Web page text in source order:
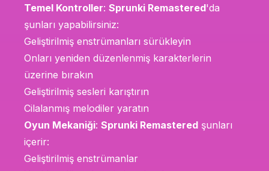
Temel Kontroller: Sprunki Remastered'da
şunları yapabilirsiniz:
Geliştirilmiş enstrümanları sürükleyin
Onları yeniden düzenlenmiş karakterlerin
üzerine bırakın
Geliştirilmiş sesleri karıştırın
Cilalanmış melodiler yaratın
Oyun Mekaniği: Sprunki Remastered şunları
içerir:
Geliştirilmiş enstrümanlar